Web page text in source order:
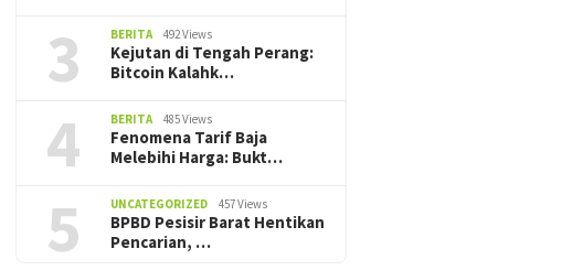
3 BERITA 492 Views
Kejutan di Tengah Perang:
Bitcoin Kalahk…
4 BERITA 485 Views
Fenomena Tarif Baja
Melebihi Harga: Bukt…
5 UNCATEGORIZED 457 Views
BPBD Pesisir Barat Hentikan
Pencarian, ‎…